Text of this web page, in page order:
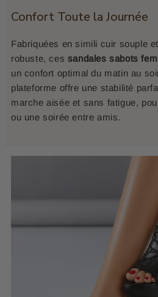
Confort Toute la Journée
Fabriquées en simili cuir souple
robuste, ces sandales sabots
un confort optimal du matin au
plateforme offre une stabilité
marche aisée et sans fatigue,
ou une soirée entre amis.